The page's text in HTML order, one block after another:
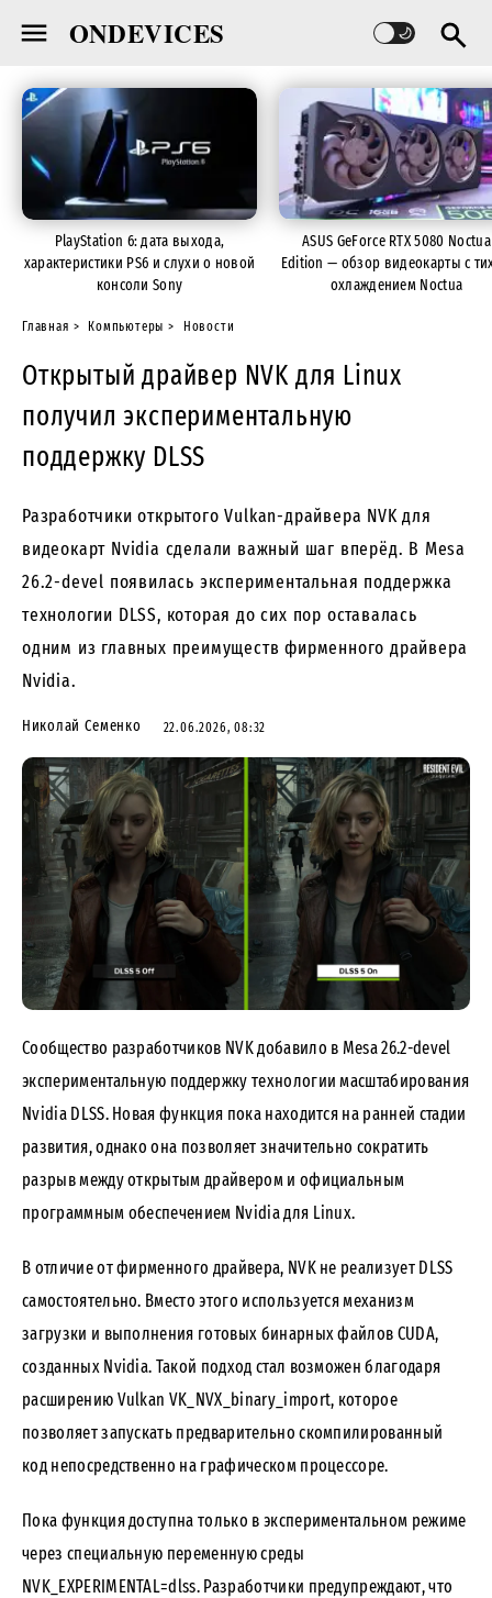
ONDEVICES
PlayStation 6: дата выхода,
характеристики PS6 и слухи о новой
консоли Sony
ASUS GeForce RTX 5080 Noctua
Edition — обзор видеокарты с
охлаждением Noctua
Главная Компьютеры Новости
Открытый драйвер NVK для Linux
получил экспериментальную
поддержку DLSS
Разработчики открытого Vulkan-драйвера NVK для
видеокарт Nvidia сделали важный шаг вперёд. В Mesa
26.2-devel появилась экспериментальная поддержка
технологии DLSS, которая до сих пор оставалась
одним из главных преимуществ фирменного драйвера
Nvidia.
Николай Семенко 22.06.2026, 08:32
Сообщество разработчиков NVK добавило в Mesa 26.2-devel
экспериментальную поддержку технологии масштабирования
Nvidia DLSS. Новая функция пока находится на ранней стадии
развития, однако она позволяет значительно сократить
разрыв между открытым драйвером и официальным
программным обеспечением Nvidia для Linux.
В отличие от фирменного драйвера, NVK не реализует DLSS
самостоятельно. Вместо этого используется механизм
загрузки и выполнения готовых бинарных файлов CUDA,
созданных Nvidia. Такой подход стал возможен благодаря
расширению Vulkan VK_NVX_binary_import, которое
позволяет запускать предварительно скомпилированный
код непосредственно на графическом процессоре.
Пока функция доступна только в экспериментальном режиме
через специальную переменную среды
NVK_EXPERIMENTAL=dlss. Разработчики предупреждают, что